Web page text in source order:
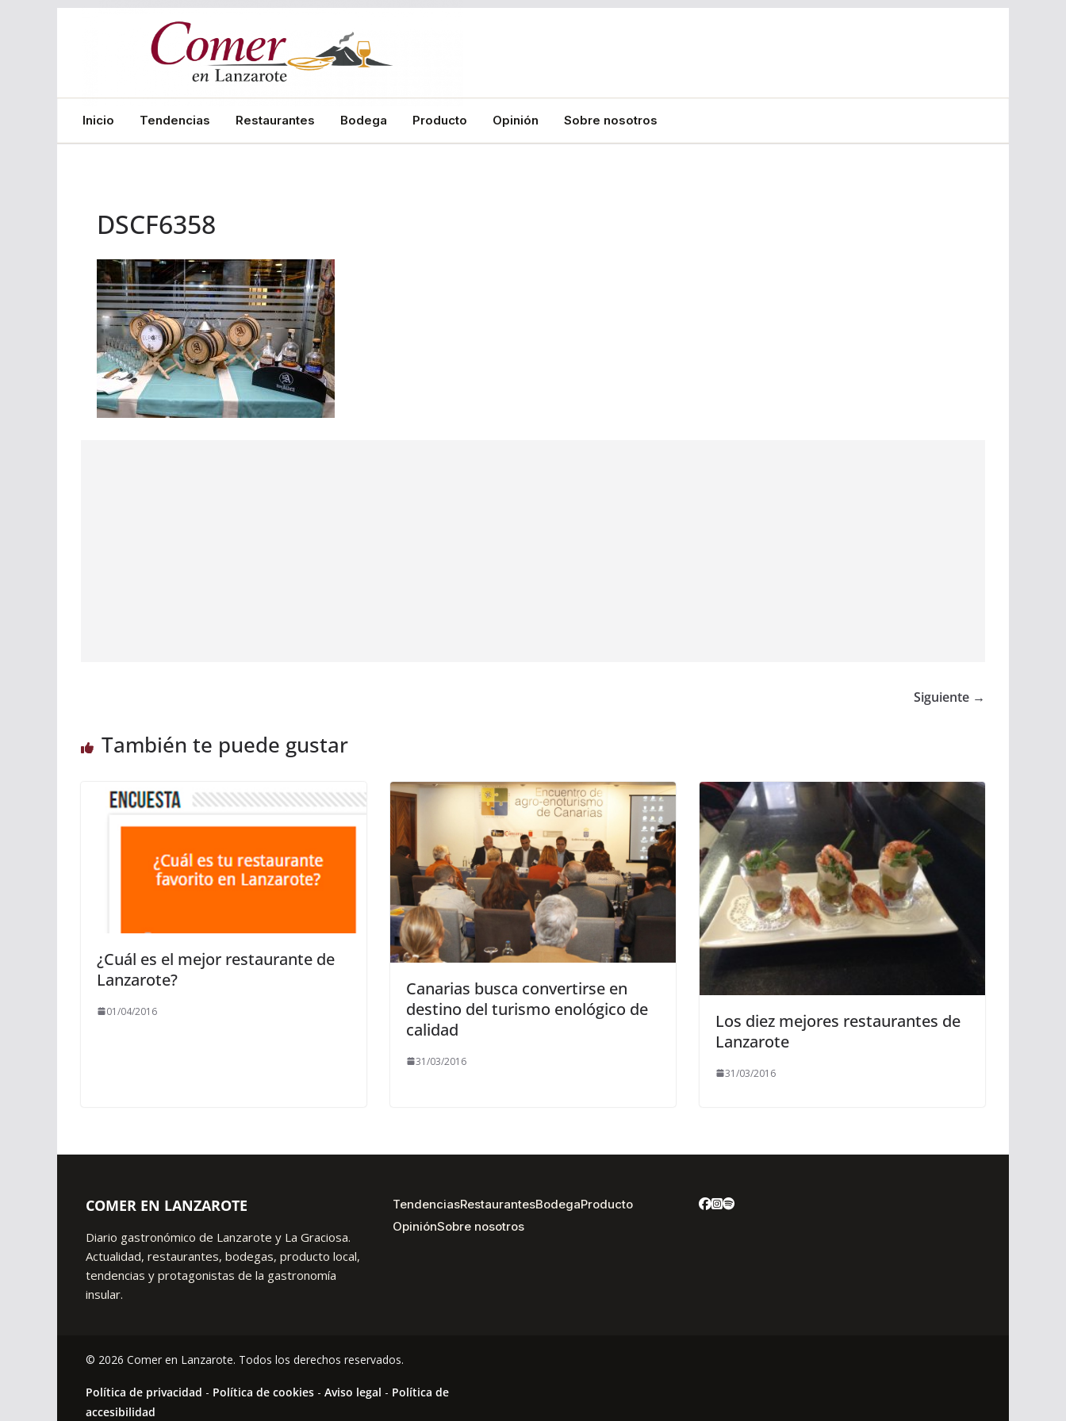
Inicio Tendencias Restaurantes Bodega Producto Opinión Sobre nosotros
DSCF6358
Siguiente →
También te puede gustar
¿Cuál es el mejor restaurante de
Lanzarote?
01/04/2016
Canarias busca convertirse en
destino del turismo enológico de
31/03/2016
Los diez mejores restaurantes de
Lanzarote
31/03/2016
COMER EN LANZAROTE
Diario gastronómico de Lanzarote y La Graciosa.
Actualidad, restaurantes, bodegas, producto local,
tendencias y protagonistas de la gastronomía
insular.
TendenciasRestaurantesBodegaProducto
OpiniónSobre nosotros
© 2026 Comer en Lanzarote. Todos los derechos reservados.
Política de privacidad - Política de cookies - Aviso legal - Política de
accesibilidad